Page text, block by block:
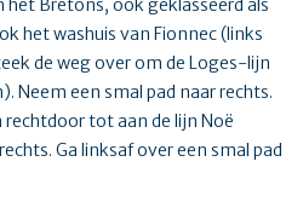
Bretons, ook geklasseerd als
het washuis van Fionnec (links
de weg over om de Loges-lijn
Neem een smal pad naar rechts.
rechtdoor tot aan de lijn Noë
Ga linksaf over een smal pad